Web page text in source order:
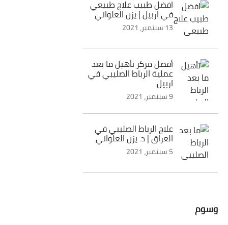
افضل طبيب علاج طبيعي
في اربيل | يزن العلواني
13 سبتمبر، 2021
أفضل مركز تأهيل ما بعد
عملية الرباط الصليبي في
اربيل
9 سبتمبر، 2021
علاج الرباط الصليبي في
العراق | د. يزن العلواني
5 سبتمبر، 2021
وسوم